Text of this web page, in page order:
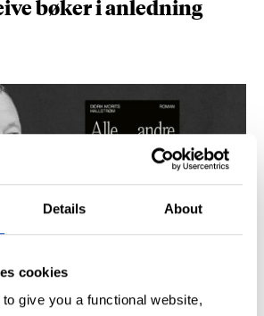
Details About
cookies
give you a functional website,
bøker i anledning
«AGENTEN»?
– Alt det med CIA